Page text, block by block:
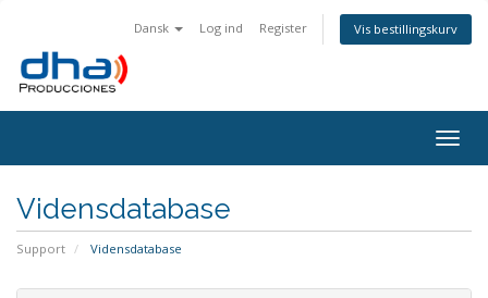
Dansk Log ind Register Vis bestillingskurv
Vidensdatabase
Support Vidensdatabase